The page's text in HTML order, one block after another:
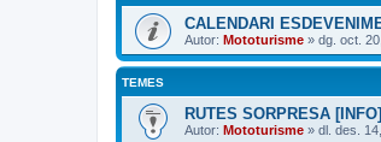
CALENDARI
Autor: Mototurisme » dg. oct.
TEMES
RUTES SORPRESA [INFO]
Autor: Mototurisme » dl. des.